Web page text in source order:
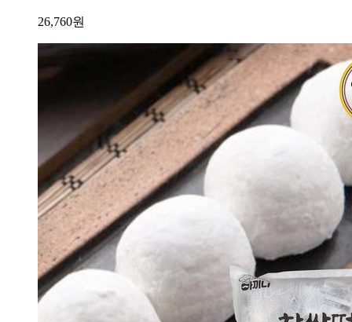
26,760원